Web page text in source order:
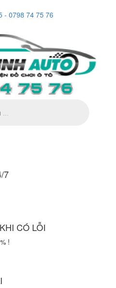
- 0798 74 75 76
7
CÓ LỖI
!